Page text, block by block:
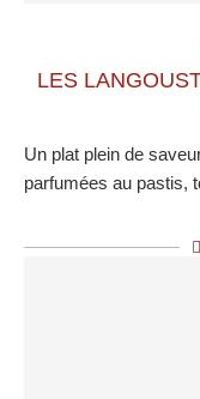
LES
Un plat plein de
parfumées au pastis,